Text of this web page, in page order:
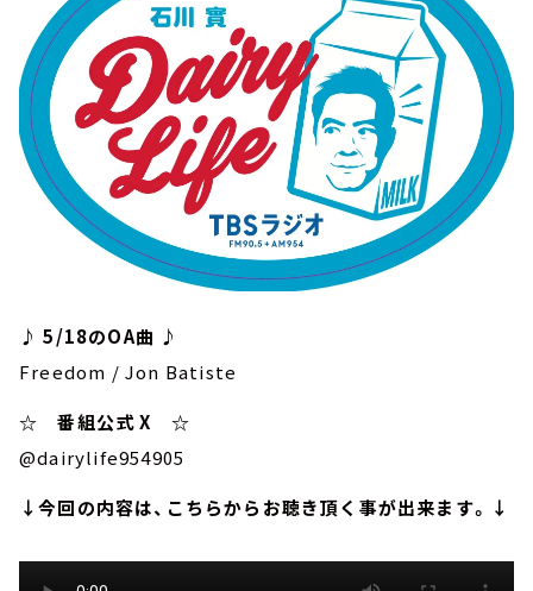
♪ 5/18のOA曲 ♪
Freedom / Jon Batiste
☆ 番組公式 X ☆
@dairylife954905
↓今回の内容は、こちらからお聴き頂く事が出来ます。↓